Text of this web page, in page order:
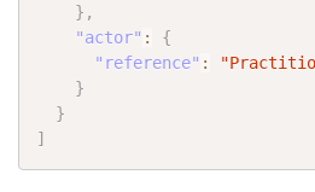
} ,
"actor" :
{
"reference" :
}
}
]